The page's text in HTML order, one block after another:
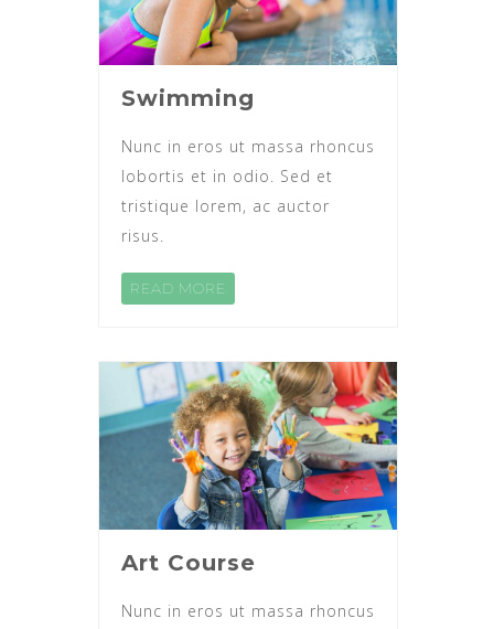
Swimming
Nunc in eros ut massa rhoncus
lobortis et in odio. Sed et
tristique lorem, ac auctor
risus.
READ MORE
Art Course
Nunc in eros ut massa rhoncus